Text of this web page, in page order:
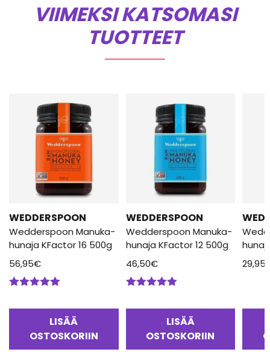
VIIMEKSI KATSOMASI
TUOTTEET
WEDDERSPOON
Wedderspoon Manuka-
hunaja KFactor 16 500g
56,95€
LISÄÄ
OSTOSKORIIN
WEDDERSPOON
Wedderspoon Manuka-
hunaja KFactor 12 500g
46,50€
LISÄÄ
OSTOSKORIIN
29,95